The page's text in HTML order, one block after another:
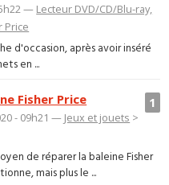
— Lecteur DVD/CD/Blu-ray,
Price
d'occasion, après avoir inséré
en ...
1
Fisher Price
- 09h21 — Jeux et jouets >
de réparer la baleine Fisher
mais plus le ...